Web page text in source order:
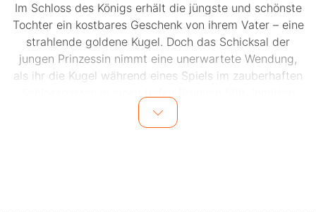
Im Schloss des Königs erhält die jüngste und schönste
Tochter ein kostbares Geschenk von ihrem Vater – eine
strahlende goldene Kugel. Doch das Schicksal der
jungen Prinzessin nimmt eine unerwartete Wendung,
als ihr die Kugel während eines Spiels im zauberhaften
ihrer Tränen erscheint ein geheimnisvoller Frosch,
bereit, das Unersetzbare zurückzubringen. Doch die